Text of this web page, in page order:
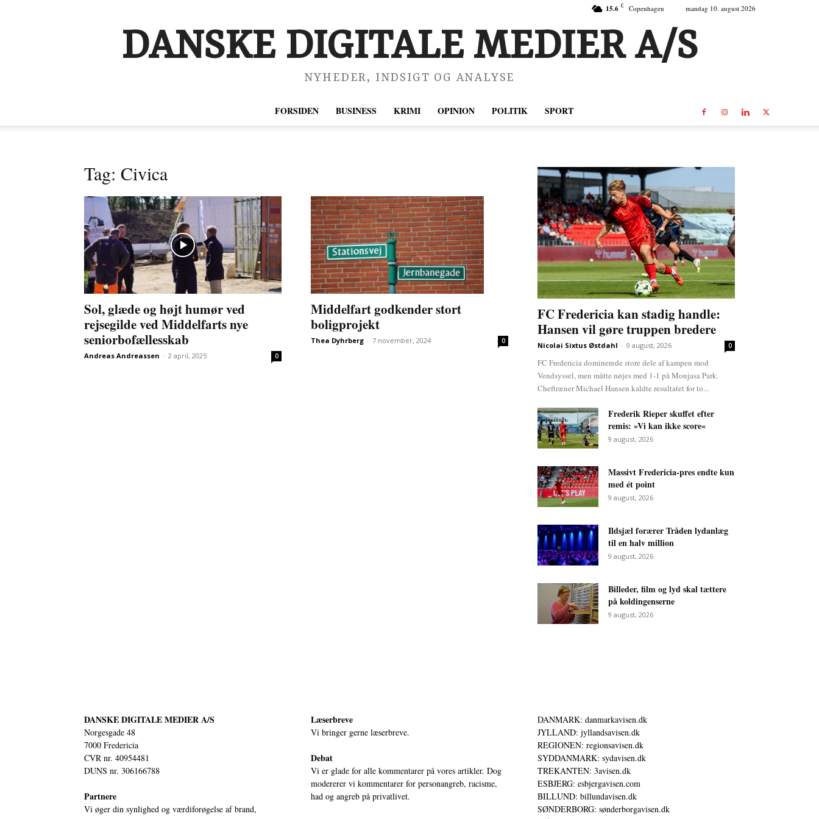
15.6 C Copenhagen mandag 10. august 2026
DANSKE DIGITALE MEDIER A/S
NYHEDER, INDSIGT OG ANALYSE
FORSIDEN BUSINESS KRIMI OPINION POLITIK SPORT
Tag: Civica
Sol, glæde og højt humør ved
rejsegilde ved Middelfarts nye
seniorbofællesskab
Andreas Andreassen - 2 april, 2025 0
Middelfart godkender stort
boligprojekt
Thea Dyhrberg - 7 november, 2024 0
FC Fredericia kan stadig handle:
Hansen vil gøre truppen bredere
Nicolai Sixtus Østdahl - 9 august, 2026 0
FC Fredericia dominerede store dele af kampen mod
Vendsyssel, men måtte nøjes med 1-1 på Monjasa Park.
Cheftræner Michael Hansen kaldte resultatet for to...
Frederik Rieper skuffet efter
remis: »Vi kan ikke score«
9 august, 2026
Massivt Fredericia-pres endte kun
med ét point
9 august, 2026
Ildsjæl forærer Tråden lydanlæg
til en halv million
9 august, 2026
Billeder, film og lyd skal tættere
på koldingenserne
9 august, 2026
DANSKE DIGITALE MEDIER A/S
Norgesgade 48
7000 Fredericia
CVR nr. 40954481
DUNS nr. 306166788
Partnere
Vi øger din synlighed og værdiforøgelse af brand,
Læserbreve
Vi bringer gerne læserbreve.
Debat
Vi er glade for alle kommentarer på vores artikler. Dog
modererer vi kommentarer for personangreb, racisme,
had og angreb på privatlivet.
DANMARK: danmarkavisen.dk
JYLLAND: jyllandsavisen.dk
REGIONEN: regionsavisen.dk
SYDDANMARK: sydavisen.dk
TREKANTEN: 3avisen.dk
ESBJERG: esbjergavisen.com
BILLUND: billundavisen.dk
SØNDERBORG: sønderborgavisen.dk